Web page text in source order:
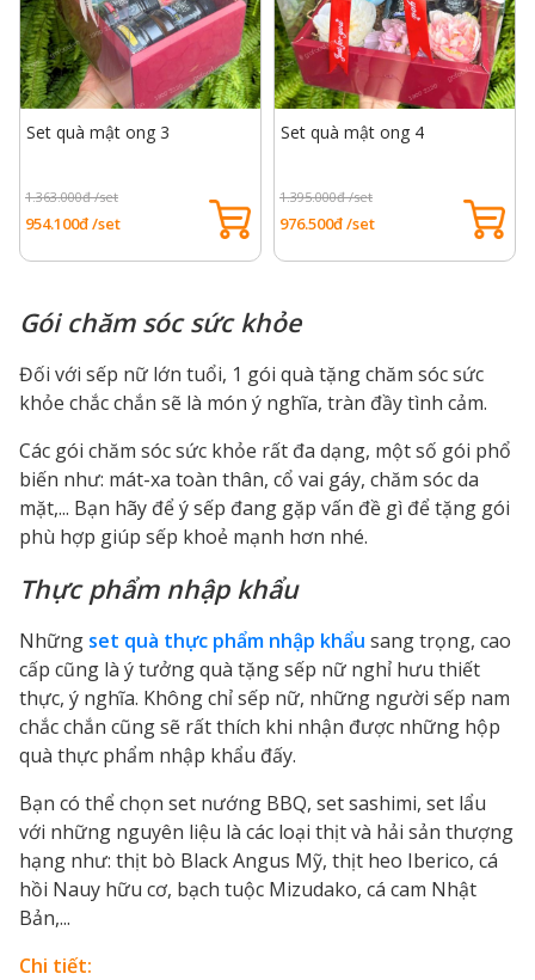
Set quà mật ong 3
1.363.000đ /set
954.100đ /set
Set quà mật ong 4
1.395.000đ /set
976.500đ /set
Gói chăm sóc sức khỏe
Đối với sếp nữ lớn tuổi, 1 gói quà tặng chăm sóc sức
khỏe chắc chắn sẽ là món ý nghĩa, tràn đầy tình cảm.
Các gói chăm sóc sức khỏe rất đa dạng, một số gói phổ
biến như: mát-xa toàn thân, cổ vai gáy, chăm sóc da
mặt,... Bạn hãy để ý sếp đang gặp vấn đề gì để tặng gói
phù hợp giúp sếp khoẻ mạnh hơn nhé.
Thực phẩm nhập khẩu
Những set quà thực phẩm nhập khẩu sang trọng, cao
cấp cũng là ý tưởng quà tặng sếp nữ nghỉ hưu thiết
thực, ý nghĩa. Không chỉ sếp nữ, những người sếp nam
chắc chắn cũng sẽ rất thích khi nhận được những hộp
quà thực phẩm nhập khẩu đấy.
Bạn có thể chọn set nướng BBQ, set sashimi, set lẩu
với những nguyên liệu là các loại thịt và hải sản thượng
hạng như: thịt bò Black Angus Mỹ, thịt heo Iberico, cá
hồi Nauy hữu cơ, bạch tuộc Mizudako, cá cam Nhật
Bản,...
Chi tiết: